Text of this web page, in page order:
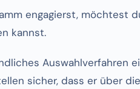
engagierst, möchtest
kannst.
Auswahlverfahren
sicher, dass er über